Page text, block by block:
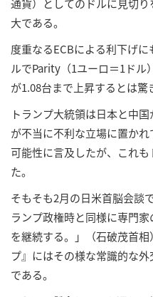
通貨）としてのドルに見切
大である。
度重なるECBによる利下げ
ルでParity（1ユーロ＝1ドル
が1.08台まで上昇するとは驚
トランプ大統領は日本と中
が不当に不利な立場に置か
可能性に言及したが、これ
た。
そもそも2月の日米首脳会談
ランプ政権時と同様に専門
を継続する。」（石破茂首
プ』にはその様な常識的な
である。